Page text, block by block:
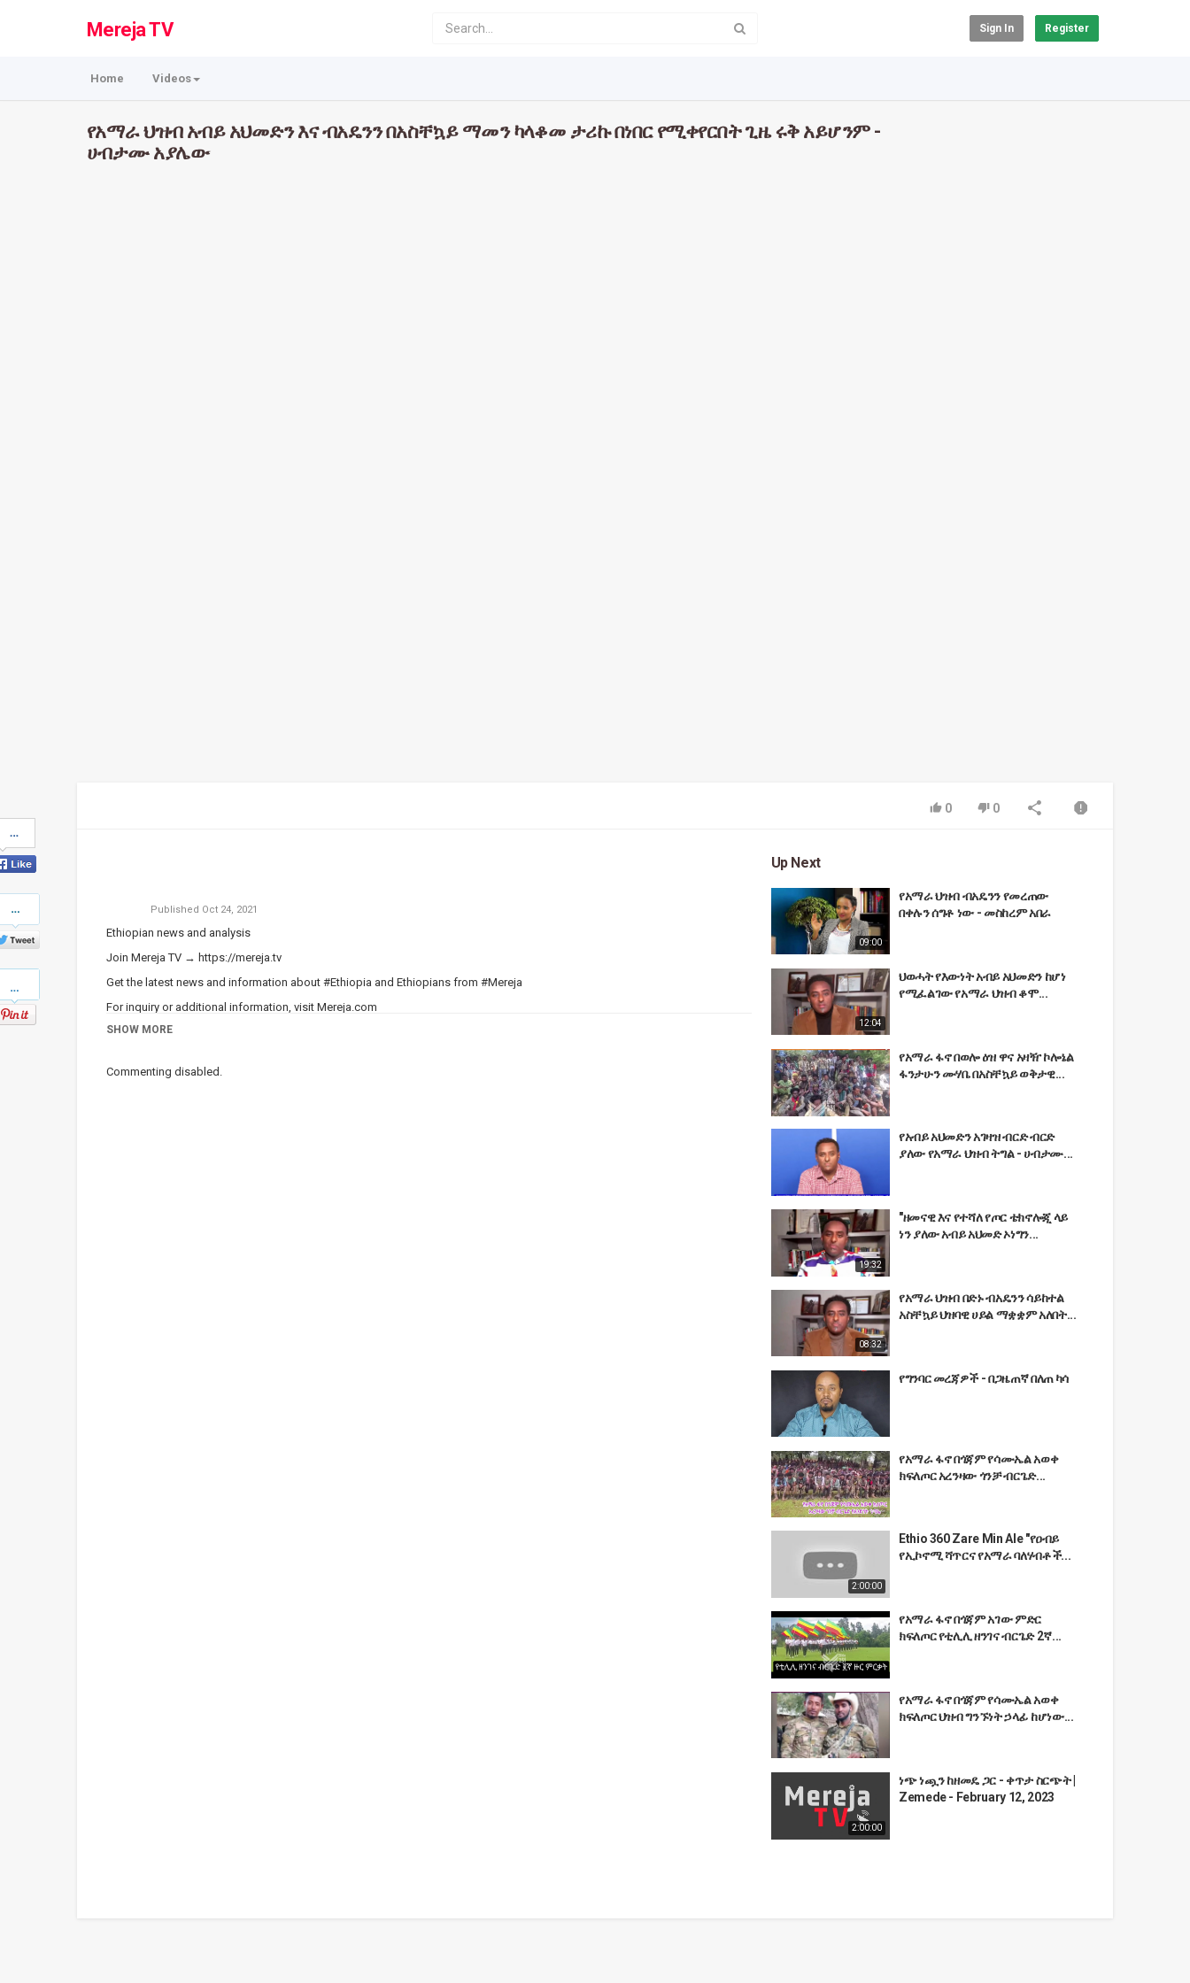
Mereja TV Sign In Register
Home Videos
የአማራ ህዝብ አብይ አህመድን እና ብአዴንን በአስቸኳይ ማመን ካላቆመ ታሪኩ በነበር የሚቀየርበት ጊዜ ሩቅ አይሆንም -
ሀብታሙ አያሌው
on
Facebook
on
Twitter
0 0
Published Oct 24, 2021
Ethiopian news and analysis
Join Mereja TV → https://mereja.tv
Get the latest news and information about #Ethiopia and Ethiopians from #Mereja
For inquiry or additional information, visit Mereja.com
Mereja presents Ethiopian news, Ethiopian music, sports, arts, and entertainment
Category Ethiopian News
SHOW MORE
Commenting disabled.
Up Next
09:00
የአማራ ህዝብ ብአዴንን የመረጠው
በቀሉን ሰግቶ ነው - መስከረም አበራ
12:04
ህወሓት የእውነት አብይ አህመድን ከሆነ
የሚፈልገው የአማራ ህዝብ ቆሞ...
የአማራ ፋኖ በወሎ ዕዝ ዋና አዛዥ ኮሎኔል
ፋንታሁን ሙሃቤ በአስቸኳይ ወቅታዊ...
የአብይ አህመድን አገዛዝ ብርድ ብርድ
ያለው የአማራ ህዝብ ትግል - ሀብታሙ...
19:32
"ዘመናዊ እና የተሻለ የጦር ቴክኖሎጂ ላይ
ነን ያለው አብይ አህመድ ኦነግን...
08:32
የአማራ ህዝብ በድኑ ብአዴንን ሳይከተል
አስቸኳይ ህዝባዊ ሀይል ማቋቋም አለበት...
የግንባር መረጃዎች - በጋዜጠኛ በለጠ ካሳ
የአማራ ፋኖ በጎጃም የሳሙኤል አወቀ
ክፍለጦር አረንዛው ጎንቻ ብርጌድ...
2:00:00
Ethio 360 Zare Min Ale "የዐብይ
የኢኮኖሚ ሻጥርና የአማራ ባለሃብቶች...
የአማራ ፋኖ በጎጃም አገው ምድር
ክፍለጦር የቲሊሊ ዘንገና ብርጌድ 2ኛ...
የአማራ ፋኖ በጎጃም የሳሙኤል አወቀ
ክፍለጦር ህዝብ ግንኙነት ኃላፊ ከሆነው...
2:00:00
ነጭ ነጯን ከዘመዴ ጋር - ቀጥታ ስርጭት |
Zemede - February 12, 2023